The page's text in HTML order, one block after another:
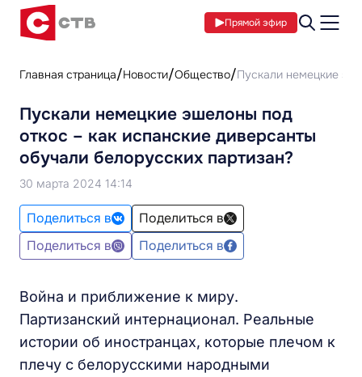
Прямой эфир
Главная страница Новости Общество Пускали немецкие
Пускали немецкие эшелоны под
откос – как испанские диверсанты
обучали белорусских партизан?
30 марта 2024 14:14
Поделиться в
Поделиться в
Поделиться в
Поделиться в
Война и приближение к миру.
Партизанский интернационал. Реальные
истории об иностранцах, которые плечом к
плечу с белорусскими народными